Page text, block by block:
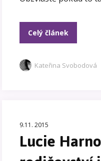
Celý článek
Kateřina Svobodová
9.11. 2015
Lucie